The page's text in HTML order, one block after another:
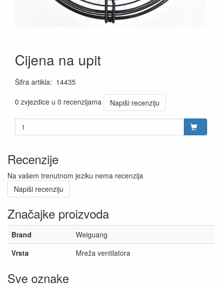
Cijena na upit
Šifra artikla: 14435
0 zvjezdice u 0 recenzijama
Napiši recenziju
Recenzije
Na vašem trenutnom jeziku nema recenzija
Napiši recenziju
Značajke proizvoda
Brand
Weiguang
Vrsta
Mreža ventilatora
Sve oznake